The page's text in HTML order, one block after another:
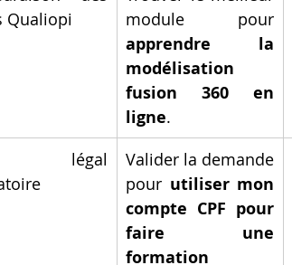
Qualiopi
apprendre la
modélisation
fusion 360 en
ligne.
légal
Valider la demande
pour utiliser mon
compte CPF pour
faire une
formation